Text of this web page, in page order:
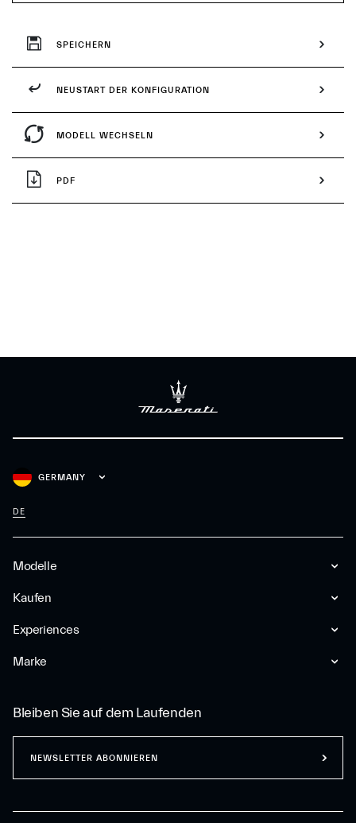
SPEICHERN
NEUSTART DER KONFIGURATION
MODELL WECHSELN
PDF
Modelle
Kaufen
Experiences
Marke
GERMANY
DE
Bleiben Sie auf dem Laufenden
NEWSLETTER ABONNIEREN